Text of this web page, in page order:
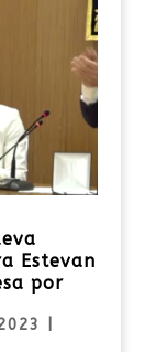
Estevan
por